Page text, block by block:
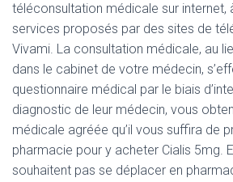
téléconsultation médicale sur internet,
services proposés par des sites de
Vivami. La consultation médicale, au
dans le cabinet de votre médecin,
questionnaire médical par le biais
diagnostic de leur médecin, vous
médicale agréée qu’il vous suffira de
pharmacie pour y acheter Cialis 5mg.
souhaitent pas se déplacer en